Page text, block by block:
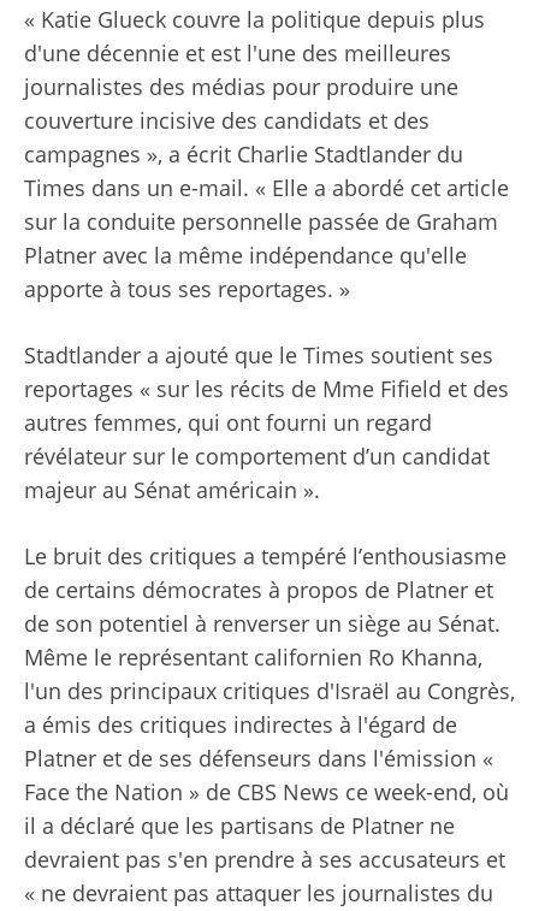
« Katie Glueck couvre la politique depuis plus
d'une décennie et est l'une des meilleures
journalistes des médias pour produire une
couverture incisive des candidats et des
campagnes », a écrit Charlie Stadtlander du
Times dans un e-mail. « Elle a abordé cet article
sur la conduite personnelle passée de Graham
Platner avec la même indépendance qu'elle
apporte à tous ses reportages. »
Stadtlander a ajouté que le Times soutient ses
reportages « sur les récits de Mme Fifield et des
autres femmes, qui ont fourni un regard
révélateur sur le comportement d’un candidat
majeur au Sénat américain ».
Le bruit des critiques a tempéré l’enthousiasme
de certains démocrates à propos de Platner et
de son potentiel à renverser un siège au Sénat.
Même le représentant californien Ro Khanna,
l'un des principaux critiques d'Israël au Congrès,
a émis des critiques indirectes à l'égard de
Platner et de ses défenseurs dans l'émission «
Face the Nation » de CBS News ce week-end, où
il a déclaré que les partisans de Platner ne
devraient pas s'en prendre à ses accusateurs et
« ne devraient pas attaquer les journalistes du